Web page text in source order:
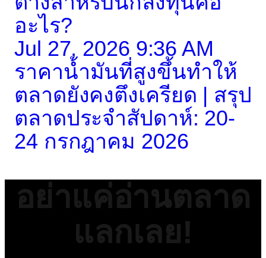
อะไร?
Jul 27, 2026 9:36 AM
ราคาน้ำมันที่สูงขึ้นทำให้
ตลาดยังคงตึงเครียด | สรุป
ตลาดประจำสัปดาห์: 20-
24 กรกฎาคม 2026
อย่าแค่อ่านตลาด
แลกเลย!